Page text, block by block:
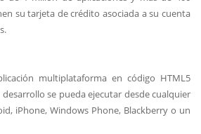
su tarjeta de crédito asociada a su cuenta
multiplataforma en código HTML5
se pueda ejecutar desde cualquier
iPhone, Windows Phone, Blackberry o un